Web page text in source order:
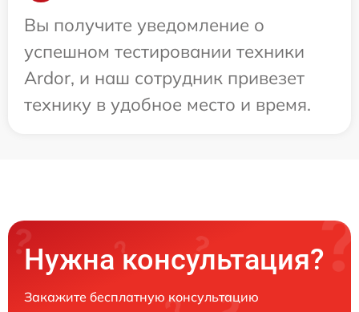
Вы получите уведомление о
успешном тестировании техники
Ardor, и наш сотрудник привезет
технику в удобное место и время.
Нужна консультация?
Закажите бесплатную консультацию